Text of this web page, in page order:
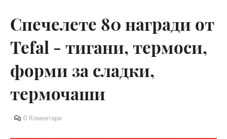
Спечелете 80 награди от
Tefal - тигани, термоси,
форми за сладки,
термочаши
0 Коментари